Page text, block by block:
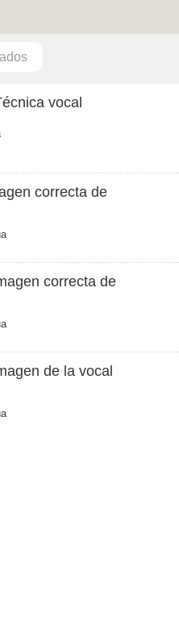
vocal
correcta de
correcta de
de la vocal